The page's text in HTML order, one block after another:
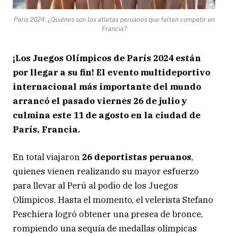
París 2024: ¿Quiénes son los atletas peruanos que faltan competir en
Francia?
¡Los Juegos Olímpicos de París 2024 están
por llegar a su fin! El evento multideportivo
internacional más importante del mundo
arrancó el pasado viernes 26 de julio y
culmina este 11 de agosto en la ciudad de
París, Francia.
En total viajaron 26 deportistas peruanos,
quienes vienen realizando su mayor esfuerzo
para llevar al Perú al podio de los Juegos
Olímpicos. Hasta el momento, el velerista Stefano
Peschiera logró obtener una presea de bronce,
rompiendo una sequía de medallas olímpicas